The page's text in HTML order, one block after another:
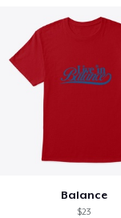
Balance
$23